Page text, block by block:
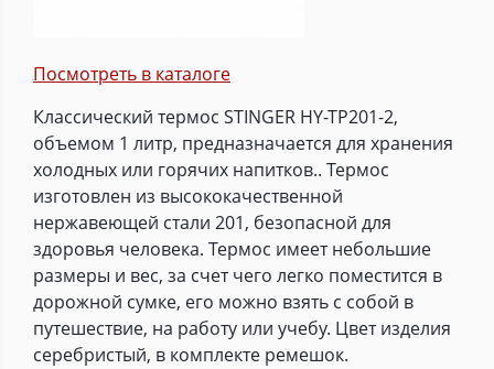
Посмотреть в каталоге
Классический термос STINGER HY-TP201-2,
объемом 1 литр, предназначается для хранения
холодных или горячих напитков.. Термос
изготовлен из высококачественной
нержавеющей стали 201, безопасной для
здоровья человека. Термос имеет небольшие
размеры и вес, за счет чего легко поместится в
дорожной сумке, его можно взять с собой в
путешествие, на работу или учебу. Цвет изделия
серебристый, в комплекте ремешок.